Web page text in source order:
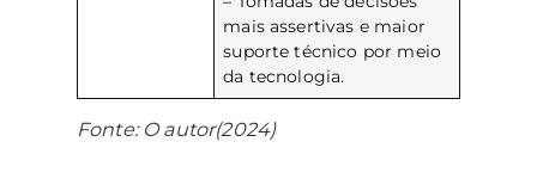
mais assertivas e maior
suporte técnico por meio
da tecnologia.
Fonte: O autor(2024)